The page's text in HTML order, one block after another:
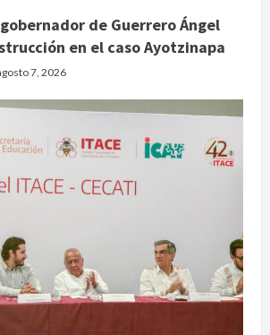
de Guerrero Ángel
en el caso Ayotzinapa
7, 2026
SMN pronostica lluvias intensas,
granizo y calor extremo para este 7
agosto 7, 2026
Internacional
Christopher Landau desmiente
visita a Islas Salomón
agosto 7, 2026
Nacional
Capturan en Zapopan a ciudadano